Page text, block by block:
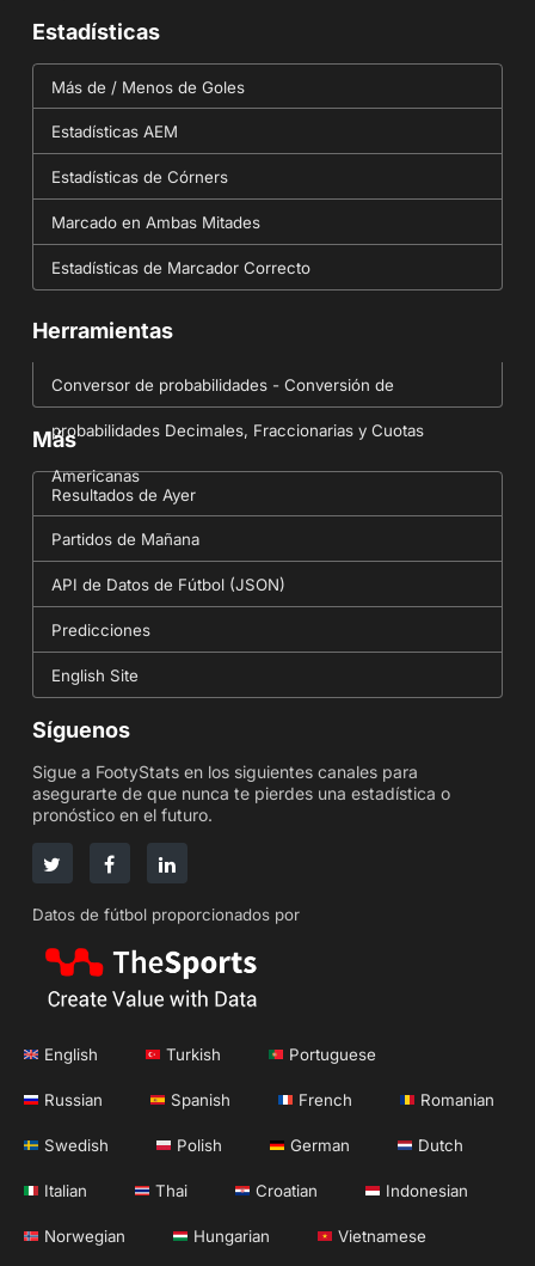
Estadísticas
Más de / Menos de Goles
Estadísticas AEM
Estadísticas de Córners
Marcado en Ambas Mitades
Estadísticas de Marcador Correcto
Herramientas
Conversor de probabilidades - Conversión de
probabilidades Decimales, Fraccionarias y Cuotas
Americanas
Más
Resultados de Ayer
Partidos de Mañana
API de Datos de Fútbol (JSON)
Predicciones
English Site
Síguenos
Sigue a FootyStats en los siguientes canales para
asegurarte de que nunca te pierdes una estadística o
pronóstico en el futuro.
Datos de fútbol proporcionados por
English Turkish Portuguese
Russian Spanish French Romanian
Swedish Polish German Dutch
Italian Thai Croatian Indonesian
Norwegian Hungarian Vietnamese